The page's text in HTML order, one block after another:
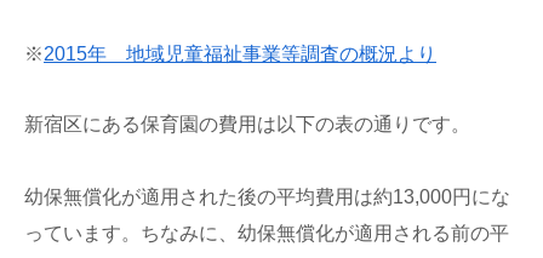
※2015年 地域児童福祉事業等調査の概況より
新宿区にある保育園の費用は以下の表の通りです。
幼保無償化が適用された後の平均費用は約13,000円にな
っています。ちなみに、幼保無償化が適用される前の平